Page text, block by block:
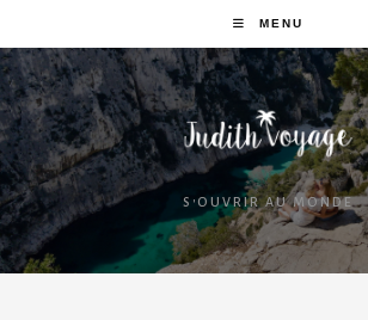
MENU
S'OUVRIR AU MONDE